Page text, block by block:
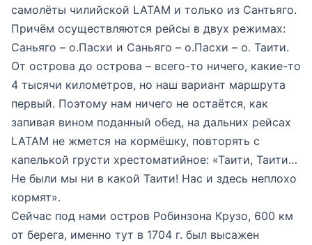
самолёты чилийской LATAM и только из Сантьяго.
Причём осуществляются рейсы в двух режимах:
Саньяго – о.Пасхи и Саньяго – о.Пасхи – о. Таити.
От острова до острова – всего-то ничего, какие-то
4 тысячи километров, но наш вариант маршрута
первый. Поэтому нам ничего не остаётся, как
запивая вином поданный обед, на дальних рейсах
LATAM не жмется на кормёшку, повторять с
капелькой грусти хрестоматийное: «Таити, Таити…
Не были мы ни в какой Таити! Нас и здесь неплохо
кормят».
Сейчас под нами остров Робинзона Крузо, 600 км
от берега, именно тут в 1704 г. был высажен